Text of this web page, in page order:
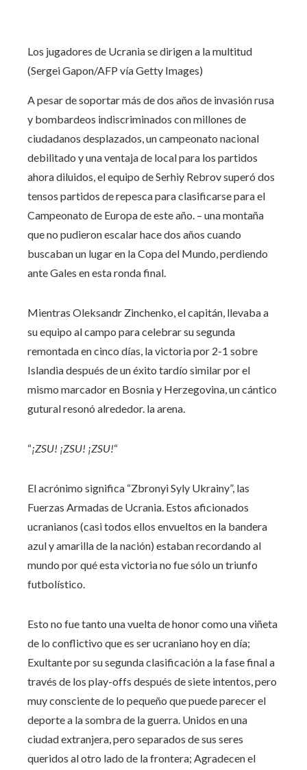
Los jugadores de Ucrania se dirigen a la multitud
(Sergei Gapon/AFP vía Getty Images)
A pesar de soportar más de dos años de invasión rusa
y bombardeos indiscriminados con millones de
ciudadanos desplazados, un campeonato nacional
debilitado y una ventaja de local para los partidos
ahora diluidos, el equipo de Serhiy Rebrov superó dos
tensos partidos de repesca para clasificarse para el
Campeonato de Europa de este año. – una montaña
que no pudieron escalar hace dos años cuando
buscaban un lugar en la Copa del Mundo, perdiendo
ante Gales en esta ronda final.
Mientras Oleksandr Zinchenko, el capitán, llevaba a
su equipo al campo para celebrar su segunda
remontada en cinco días, la victoria por 2-1 sobre
Islandia después de un éxito tardío similar por el
mismo marcador en Bosnia y Herzegovina, un cántico
gutural resonó alrededor. la arena.
“¡ZSU! ¡ZSU! ¡ZSU!“
El acrónimo significa “Zbronyi Syly Ukrainy”, las
Fuerzas Armadas de Ucrania. Estos aficionados
ucranianos (casi todos ellos envueltos en la bandera
azul y amarilla de la nación) estaban recordando al
mundo por qué esta victoria no fue sólo un triunfo
futbolístico.
Esto no fue tanto una vuelta de honor como una viñeta
de lo conflictivo que es ser ucraniano hoy en día;
Exultante por su segunda clasificación a la fase final a
través de los play-offs después de siete intentos, pero
muy consciente de lo pequeño que puede parecer el
deporte a la sombra de la guerra. Unidos en una
ciudad extranjera, pero separados de sus seres
queridos al otro lado de la frontera; Agradecen el